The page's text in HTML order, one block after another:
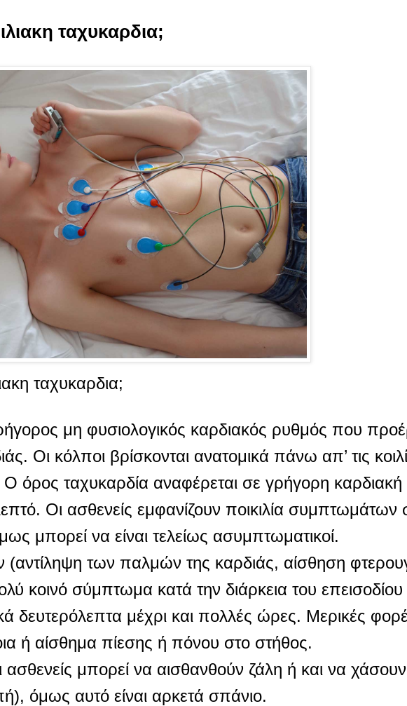
ταχυκαρδια;
ταχυκαρδια;
μη φυσιολογικός καρδιακός ρυθμός που
Οι κόλποι βρίσκονται ανατομικά πάνω απ’ τις
Ο όρος ταχυκαρδία αναφέρεται σε γρήγορη
Οι ασθενείς εμφανίζουν ποικιλία συμπτωμάτων
μπορεί να είναι τελείως ασυμπτωματικοί.
των παλμών της καρδιάς, αίσθηση
κοινό σύμπτωμα κατά την διάρκεια του
δευτερόλεπτα μέχρι και πολλές ώρες. Μερικές
ή αίσθημα πίεσης ή πόνου στο στήθος.
μπορεί να αισθανθούν ζάλη ή και να χάσουν
όμως αυτό είναι αρκετά σπάνιο.